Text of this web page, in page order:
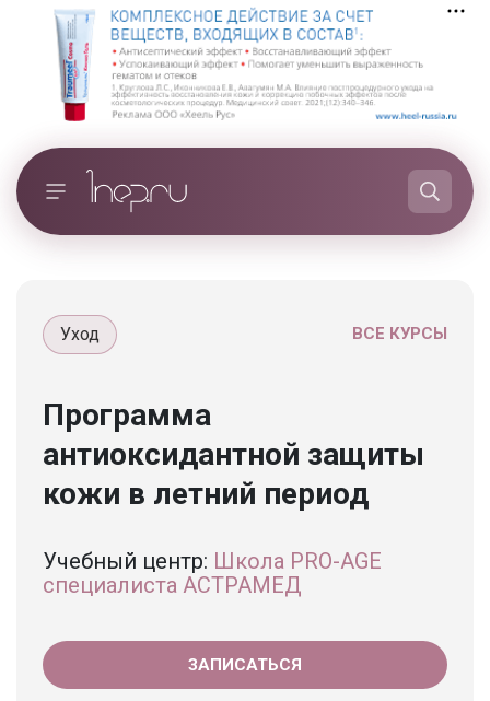
ВСЕ КУРСЫ
Уход
Программа
антиоксидантной защиты
кожи в летний период
Учебный центр: Школа PRO-AGE
специалиста АСТРАМЕД
ЗАПИСАТЬСЯ